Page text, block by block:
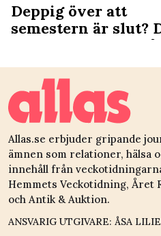
Deppig över att
semestern är slut?
är du ledig nästa
Allas.se erbjuder gripande
ämnen som relationer, hälsa
innehåll från
Hemmets Veckotidning, Året
och Antik & Auktion.
ANSVARIG UTGIVARE: ÅSA